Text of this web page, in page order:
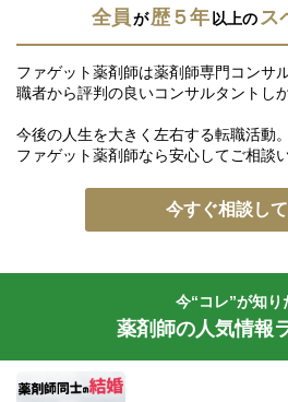
全員が歴５年 以上の ス
ファゲット薬剤師は薬剤師専門コンサ
職者から評判の良いコンサルタントし
今後の人生を大きく左右する転職活動。
ファゲット薬剤師なら安心してご相談
今すぐ相談し
今“コレ”が知り
薬剤師の人気情報